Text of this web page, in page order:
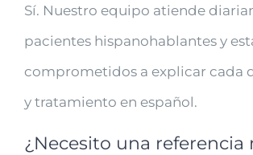
Sí. Nuestro equipo atiende
pacientes hispanohablantes y
comprometidos a explicar cada
y tratamiento en español.
¿Necesito una referencia